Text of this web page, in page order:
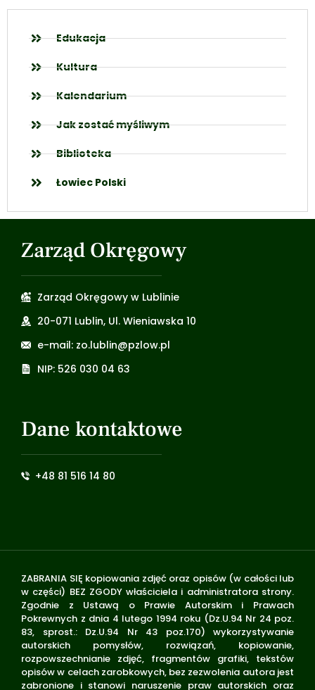
Edukacja
Kultura
Kalendarium
Jak zostać myśliwym
Biblioteka
Łowiec Polski
Zarząd Okręgowy
Zarząd Okręgowy w Lublinie
20-071 Lublin, Ul. Wieniawska 10
e-mail: zo.lublin@pzlow.pl
NIP: 526 030 04 63
Dane kontaktowe
+48 81 516 14 80
ZABRANIA SIĘ kopiowania zdjęć oraz opisów (w całości lub
w części) BEZ ZGODY właściciela i administratora strony.
Zgodnie z Ustawą o Prawie Autorskim i Prawach
Pokrewnych z dnia 4 lutego 1994 roku (Dz.U.94 Nr 24 poz.
83, sprost.: Dz.U.94 Nr 43 poz.170) wykorzystywanie
autorskich pomysłów, rozwiązań, kopiowanie,
rozpowszechnianie zdjęć, fragmentów grafiki, tekstów
opisów w celach zarobkowych, bez zezwolenia autora jest
zabronione i stanowi naruszenie praw autorskich oraz